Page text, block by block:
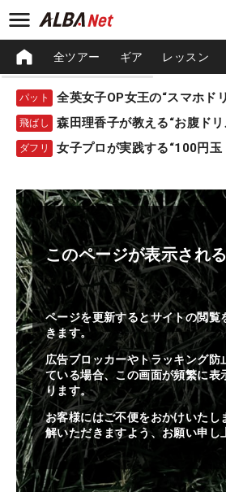
全ツアー ギア レッスン
パット 全英女子OP女王の“スマホド
飛ばし 森田理香子が教える“お腹ドリ
ダフリ 女子プロが実践する“100円玉
このページが表示され
ページを更新するとサイトの閲覧
きます。
広告ブロッカーやトラッキング防
ている場合、この画面が頻繁に表
ります。
お客様にはご不便をおかけいたし
解いただきますよう、お願い申し